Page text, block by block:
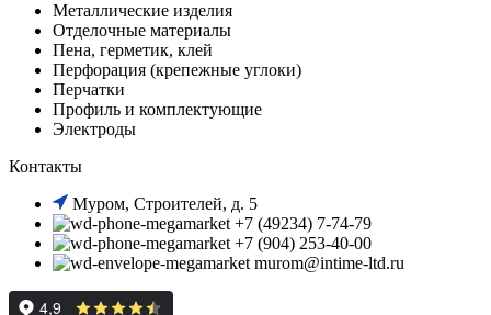
Металлические изделия
Отделочные материалы
Пена, герметик, клей
Перфорация (крепежные углоки)
Перчатки
Профиль и комплектующие
Электроды
Контакты
Муром, Строителей, д. 5
+7 (49234) 7-74-79
+7 (904) 253-40-00
murom@intime-ltd.ru